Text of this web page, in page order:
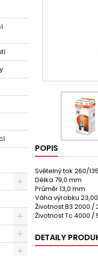
POPIS
Světelný tok 260/
Délka 79,0 mm
Průměr 13,0 mm
Váha výrobku
Životnost B3 2000 /
Životnost Tc 4000 /
DETAILY